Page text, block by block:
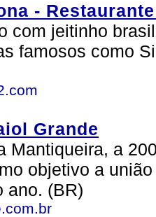
-
com jeitinho
famosos como
Grande
Mantiqueira, a
objetivo a
ano. (BR)